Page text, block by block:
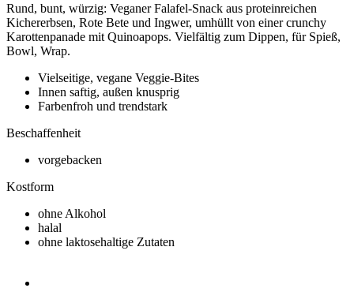
Rund, bunt, würzig: Veganer Falafel-Snack aus proteinreichen
Kichererbsen, Rote Bete und Ingwer, umhüllt von einer crunchy
Karottenpanade mit Quinoapops. Vielfältig zum Dippen, für Spieß,
Bowl, Wrap.
Vielseitige, vegane Veggie-Bites
Innen saftig, außen knusprig
Farbenfroh und trendstark
Beschaffenheit
vorgebacken
Kostform
ohne Alkohol
halal
ohne laktosehaltige Zutaten